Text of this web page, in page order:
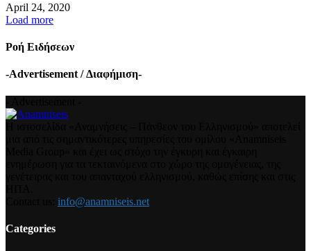
April 24, 2020
Load more
Ροή Ειδήσεων
-Advertisement / Διαφήμιση-
info@anamniseis.net
Categories